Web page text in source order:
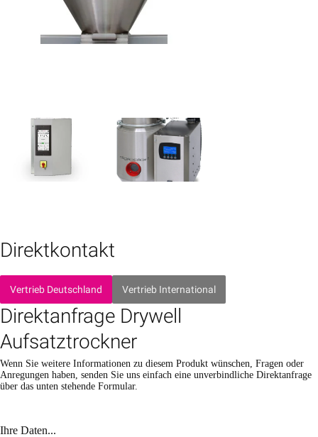
Direktkontakt
Vertrieb Deutschland Vertrieb International
Direktanfrage Drywell
Aufsatztrockner
Wenn Sie weitere Informationen zu diesem Produkt wünschen, Fragen oder
Anregungen haben, senden Sie uns einfach eine unverbindliche Direktanfrage
über das unten stehende Formular.
Ihre Daten...